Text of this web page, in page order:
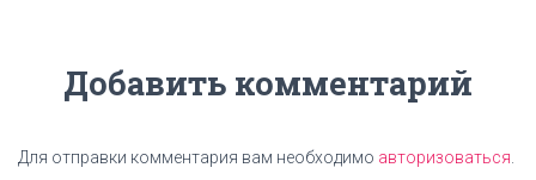
Добавить комментарий
Для отправки комментария вам необходимо авторизоваться